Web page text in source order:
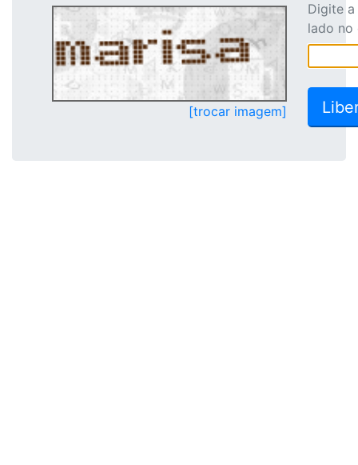
[trocar imagem]
Digite
lado no